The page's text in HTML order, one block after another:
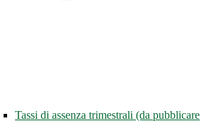
Tassi di assenza trimestrali (da pubblicare